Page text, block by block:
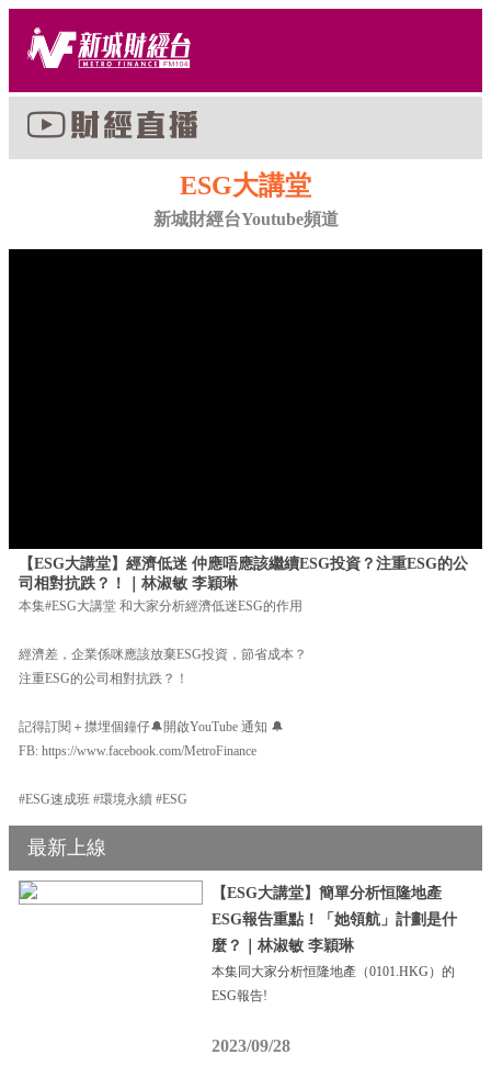
ESG大講堂
新城財經台Youtube頻道
【ESG大講堂】經濟低迷 仲應唔應該繼續ESG投資？注重ESG的公
司相對抗跌？！｜林淑敏 李穎琳
本集#ESG大講堂 和大家分析經濟低迷ESG的作用
經濟差，企業係咪應該放棄ESG投資，節省成本？
注重ESG的公司相對抗跌？！
記得訂閱＋㩒埋個鐘仔🔔開啟YouTube 通知 🔔
FB: https://www.facebook.com/MetroFinance
#ESG速成班 #環境永續 #ESG
最新上線
【ESG大講堂】簡單分析恒隆地產
ESG報告重點！「她領航」計劃是什
麼？｜林淑敏 李穎琳
本集同大家分析恒隆地產（0101.HKG）的
ESG報告!
2023/09/28